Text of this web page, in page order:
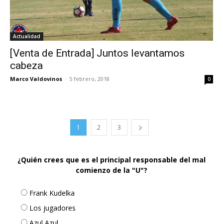
Actualidad
[Venta de Entrada] Juntos levantamos
cabeza
Marco Valdovinos - 5 febrero, 2018 0
1 2 3
¿Quién crees que es el principal responsable del mal
comienzo de la "U"?
Frank Kudelka
Los jugadores